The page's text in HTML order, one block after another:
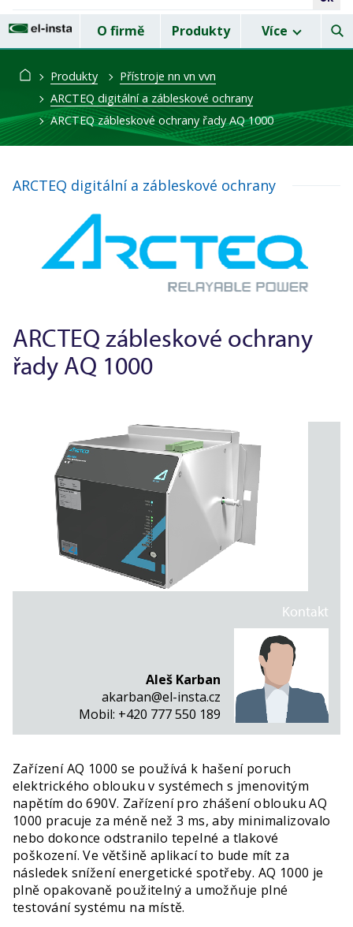
O firmě Produkty Více
Produkty
Přístroje nn vn vvn
ARCTEQ digitální a zábleskové ochrany
ARCTEQ zábleskové ochrany řady AQ 1000
ARCTEQ digitální a zábleskové ochrany
ARCTEQ zábleskové ochrany
řady AQ 1000
Kontakt
Aleš Karban
akarban@el-insta.cz
Mobil: +420 777 550 189
Zařízení AQ 1000 se používá k hašení poruch
elektrického oblouku v systémech s jmenovitým
napětím do 690V. Zařízení pro zhášení oblouku AQ
1000 pracuje za méně než 3 ms, aby minimalizovalo
nebo dokonce odstranilo tepelné a tlakové
poškození. Ve většině aplikací to bude mít za
následek snížení energetické spotřeby. AQ 1000 je
plně opakovaně použitelný a umožňuje plné
testování systému na místě.